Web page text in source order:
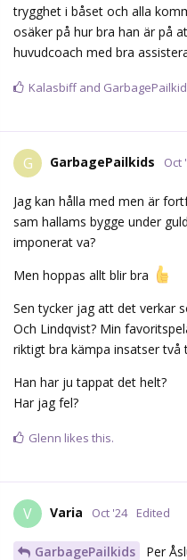
trygghet i båset och alla
osäker på hur bra han är på
huvudcoach med bra
Kalasbiffand
G GarbagePailkids Oct
Jag kan hålla med men är
sam hallams bygge under
imponerat va?
Men hoppas allt blir bra
Sen tycker jag att det verkar
Och Lindqvist? Min
riktigt bra kämpa insatser två
Han har ju tappat det helt?
Har jag fel?
Glenn likes this.
V Varia Oct '24 Edited
GarbagePailkids
Per